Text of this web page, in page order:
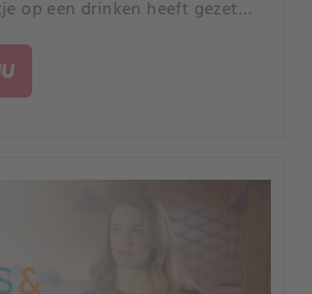
op een drinken heeft gezet
wordt hij woedend.